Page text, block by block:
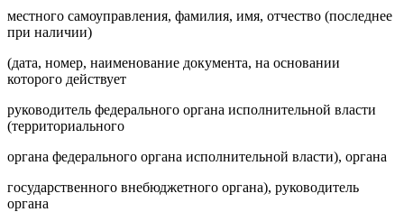
местного самоуправления, фамилия, имя, отчество (последнее
при наличии)
(дата, номер, наименование документа, на основании
которого действует
руководитель федерального органа исполнительной власти
(территориального
органа федерального органа исполнительной власти), органа
государственного внебюджетного органа), руководитель
органа